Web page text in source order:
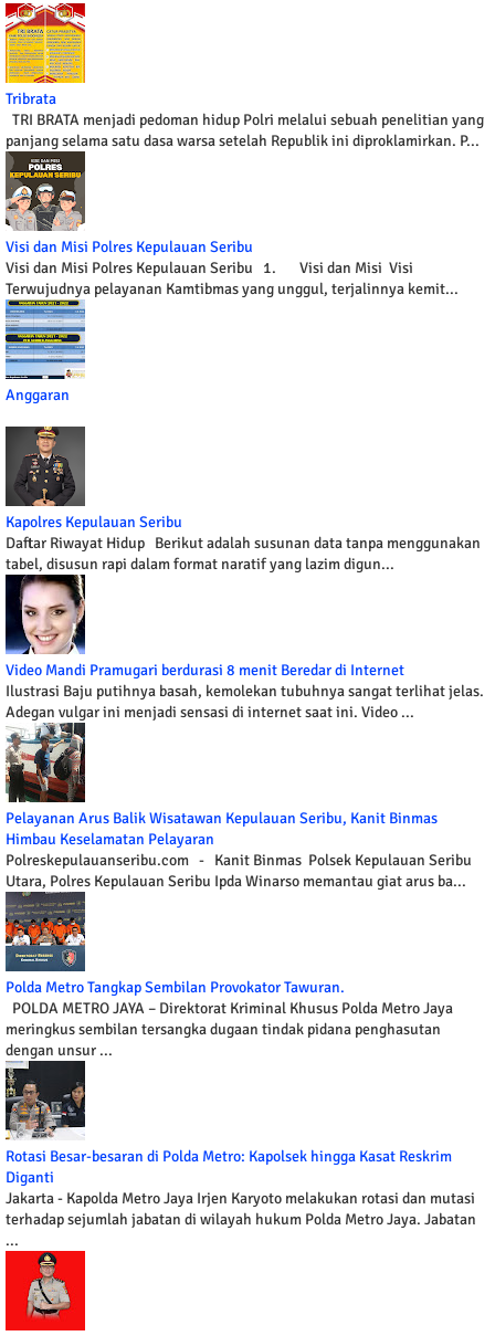
Tribrata
TRI BRATA menjadi pedoman hidup Polri melalui sebuah penelitian yang
panjang selama satu dasa warsa setelah Republik ini diproklamirkan. P...
Visi dan Misi Polres Kepulauan Seribu
Visi dan Misi Polres Kepulauan Seribu 1. Visi dan Misi Visi
Terwujudnya pelayanan Kamtibmas yang unggul, terjalinnya kemit...
Anggaran
Kapolres Kepulauan Seribu
Daftar Riwayat Hidup Berikut adalah susunan data tanpa menggunakan
tabel, disusun rapi dalam format naratif yang lazim digun...
Video Mandi Pramugari berdurasi 8 menit Beredar di Internet
Ilustrasi Baju putihnya basah, kemolekan tubuhnya sangat terlihat jelas.
Adegan vulgar ini menjadi sensasi di internet saat ini. Video ...
Pelayanan Arus Balik Wisatawan Kepulauan Seribu, Kanit Binmas
Himbau Keselamatan Pelayaran
Polreskepulauanseribu.com - Kanit Binmas Polsek Kepulauan Seribu
Utara, Polres Kepulauan Seribu Ipda Winarso memantau giat arus ba...
Polda Metro Tangkap Sembilan Provokator Tawuran.
POLDA METRO JAYA – Direktorat Kriminal Khusus Polda Metro Jaya
meringkus sembilan tersangka dugaan tindak pidana penghasutan
dengan unsur ...
Rotasi Besar-besaran di Polda Metro: Kapolsek hingga Kasat Reskrim
Diganti
Jakarta - Kapolda Metro Jaya Irjen Karyoto melakukan rotasi dan mutasi
terhadap sejumlah jabatan di wilayah hukum Polda Metro Jaya. Jabatan
...